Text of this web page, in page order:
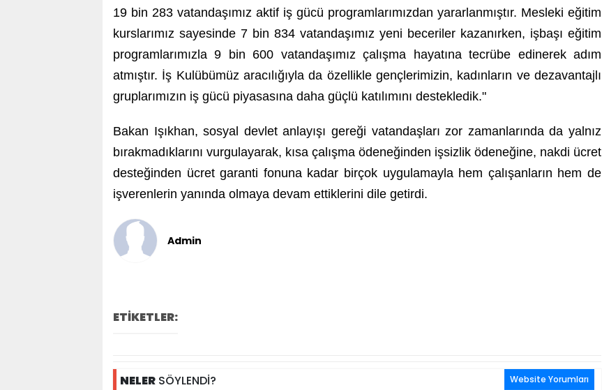
19 bin 283 vatandaşımız aktif iş gücü programlarımızdan yararlanmıştır. Mesleki eğitim
kurslarımız sayesinde 7 bin 834 vatandaşımız yeni beceriler kazanırken, işbaşı eğitim
programlarımızla 9 bin 600 vatandaşımız çalışma hayatına tecrübe edinerek adım
atmıştır. İş Kulübümüz aracılığıyla da özellikle gençlerimizin, kadınların ve dezavantajlı
gruplarımızın iş gücü piyasasına daha güçlü katılımını destekledik."
Bakan Işıkhan, sosyal devlet anlayışı gereği vatandaşları zor zamanlarında da yalnız
bırakmadıklarını vurgulayarak, kısa çalışma ödeneğinden işsizlik ödeneğine, nakdi ücret
desteğinden ücret garanti fonuna kadar birçok uygulamayla hem çalışanların hem de
işverenlerin yanında olmaya devam ettiklerini dile getirdi.
Admin
ETİKETLER:
NELER SÖYLENDİ? Website Yorumları